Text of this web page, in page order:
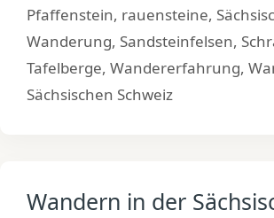
Pfaffenstein, rauensteine,
Wanderung, Sandsteinfelsen,
Tafelberge, Wandererfahrung,
Sächsischen Schweiz
Wandern in der